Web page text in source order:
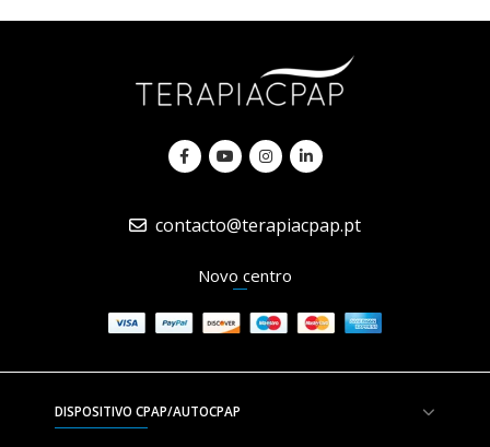
contacto@terapiacpap.pt
Novo centro
DISPOSITIVO CPAP/AUTOCPAP